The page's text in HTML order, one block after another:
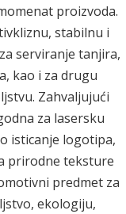
proizvoda.
stabilnu i
serviranje tanjira,
kao i za drugu
Zahvaljujući
za lasersku
isticanje logotipa,
prirodne teksture
predmet za
ekologiju,